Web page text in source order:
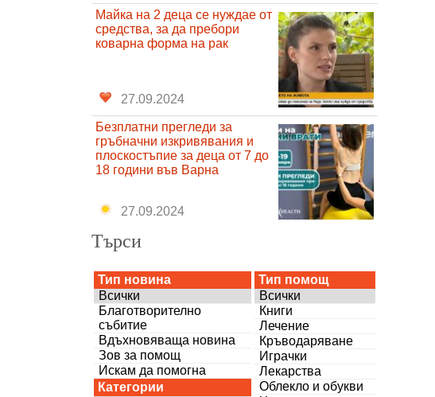
Майка на 2 деца се нуждае от
средства, за да пребори
коварна форма на рак
27.09.2024
Безплатни прегледи за
гръбначни изкривявания и
плоскостъпие за деца от 7 до
18 години във Варна
27.09.2024
Търси
Тип новина
Всички
Благотворително
събитие
Вдъхновяваща новина
Зов за помощ
Искам да помогна
Категории
Тип помощ
Всички
Книги
Лечение
Кръводаряване
Играчки
Лекарства
Облекло и обукви